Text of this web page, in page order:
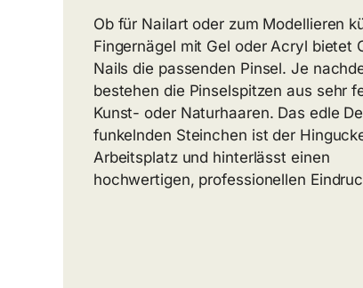
Ob für Nailart oder zum Modellieren
Fingernägel mit Gel oder Acryl bietet
Nails die passenden Pinsel. Je
bestehen die Pinselspitzen aus sehr
Kunst- oder Naturhaaren. Das edle
funkelnden Steinchen ist der
Arbeitsplatz und hinterlässt einen
hochwertigen, professionellen